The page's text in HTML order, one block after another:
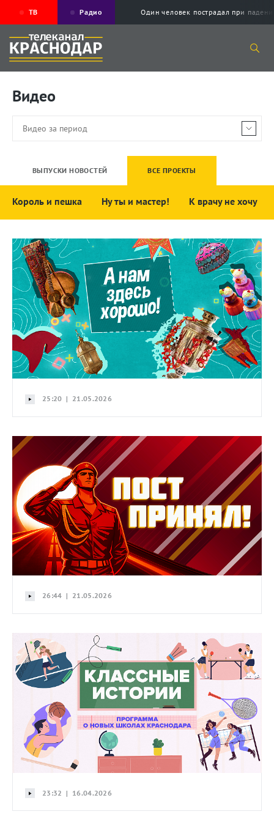
ТВ Радио Один человек пострадал при
Видео
ВЫПУСКИ НОВОСТЕЙ ВСЕ ПРОЕКТЫ
Король и пешка Ну ты и мастер! К врачу не хочу
25:20 | 21.05.2026
26:44 | 21.05.2026
23:32 | 16.04.2026